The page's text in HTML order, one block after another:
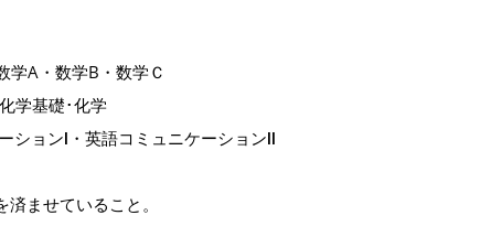
学A・数学B・数学Ｃ
学基礎･化学
ションⅠ・英語コミュニケーションⅡ
ませていること。